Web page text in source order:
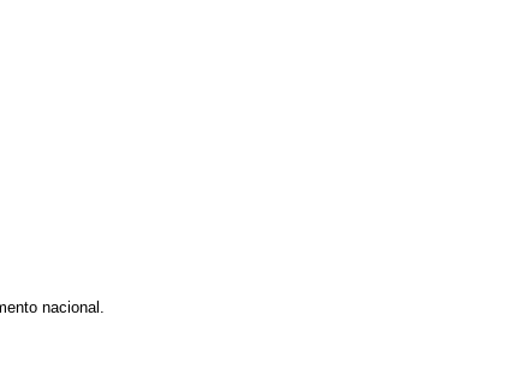
nacional.